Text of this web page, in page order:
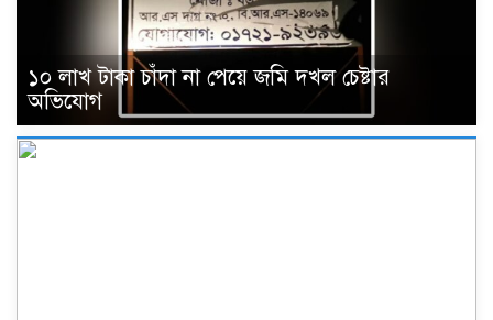
১০ লাখ টাকা চাঁদা না পেয়ে জমি দখল চেষ্টার
অভিযোগ